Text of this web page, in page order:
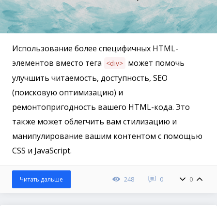
Использование более специфичных HTML-
элементов вместо тега <div> может помочь
улучшить читаемость, доступность, SEO
(поисковую оптимизацию) и
ремонтопригодность вашего HTML-кода. Это
также может облегчить вам стилизацию и
манипулирование вашим контентом с помощью
CSS и JavaScript.
248 0 0
Читать дальше